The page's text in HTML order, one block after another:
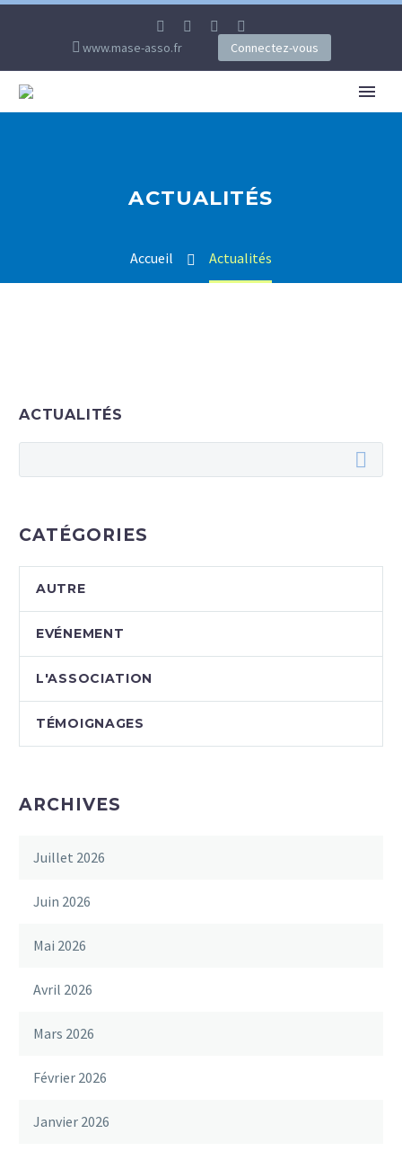
www.mase-asso.fr Connectez-vous
ACTUALITÉS
Accueil Actualités
ACTUALITÉS
CATÉGORIES
AUTRE
EVÉNEMENT
L'ASSOCIATION
TÉMOIGNAGES
ARCHIVES
Juillet 2026
Juin 2026
Mai 2026
Avril 2026
Mars 2026
Février 2026
Janvier 2026